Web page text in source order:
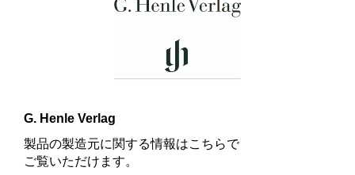
G. Henle Verlag
製品の製造元に関する情報はこちらで
ご覧いただけます。